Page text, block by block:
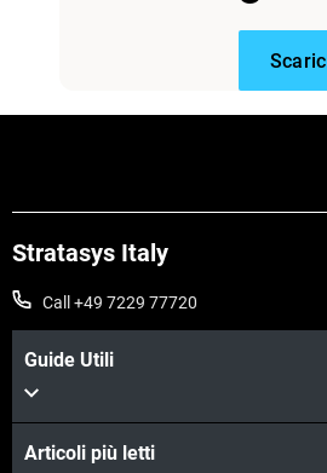
Stratasys Italy
Call +49 7229 77720
Guide Utili
Articoli più letti